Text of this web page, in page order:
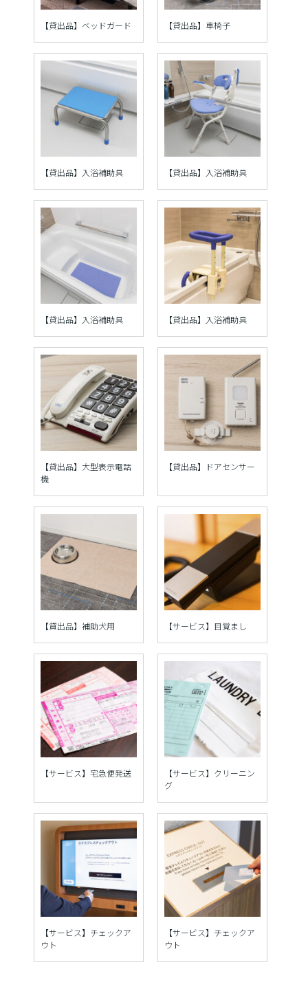
【貸出品】ベッドガード 【貸出品】車椅子
【貸出品】入浴補助具 【貸出品】入浴補助具
【貸出品】入浴補助具 【貸出品】入浴補助具
【貸出品】大型表示電話
機
【貸出品】ドアセンサー
【貸出品】補助犬用 【サービス】目覚まし
【サービス】宅急便発送
【サービス】クリーニン
グ
【サービス】チェックア
ウト
【サービス】チェックア
ウト